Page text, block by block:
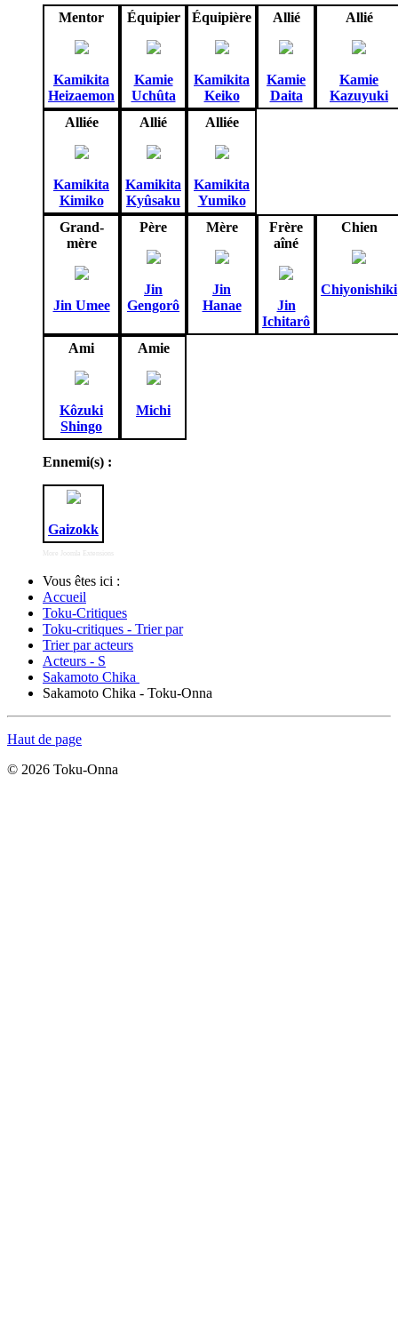
Mentor
Kamikita
Heizaemon
Équipier
Kamie
Uchûta
Équipière
Kamikita
Keiko
Allié
Kamie
Daita
Allié
Kamie
Kazuyuki
Alliée
Kamikita
Kimiko
Allié
Kamikita
Kyûsaku
Alliée
Kamikita
Yumiko
Grand-
mère
Jin Umee
Père
Jin
Gengorô
Mère
Jin
Hanae
Frère
aîné
Jin
Ichitarô
Chien
Chiyonishiki
Ami
Kôzuki
Shingo
Amie
Michi
Ennemi(s) :
Gaizokk
More Joomla Extensions
Vous êtes ici :
Accueil
Toku-Critiques
Toku-critiques - Trier par
Trier par acteurs
Acteurs - S
Sakamoto Chika
Sakamoto Chika - Toku-Onna
Haut de page
© 2026 Toku-Onna